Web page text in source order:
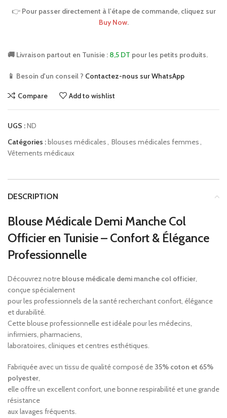
👉 Pour passer directement à l'étape de commande, cliquez sur
Buy Now.
🚚 Livraison partout en Tunisie : 8,5 DT pour les petits produits.
📱 Besoin d'un conseil ? Contactez-nous sur WhatsApp
Compare Add to wishlist
UGS :ND
Catégories : blouses médicales, Blouses médicales femmes,
Vêtements médicaux
DESCRIPTION
Blouse Médicale Demi Manche Col
Officier en Tunisie – Confort & Élégance
Professionnelle
Découvrez notre blouse médicale demi manche col officier,
conçue spécialement
pour les professionnels de la santé recherchant confort, élégance
et durabilité.
Cette blouse professionnelle est idéale pour les médecins,
infirmiers, pharmaciens,
laboratoires, cliniques et centres esthétiques.
Fabriquée avec un tissu de qualité composé de 35% coton et 65%
polyester,
elle offre un excellent confort, une bonne respirabilité et une grande
résistance
aux lavages fréquents.